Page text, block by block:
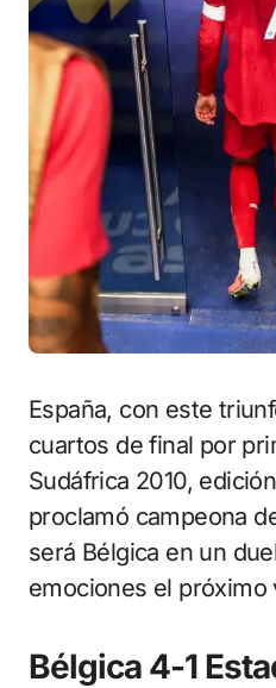
España, con este
cuartos de final por
Sudáfrica 2010,
proclamó campeona
será Bélgica en un
emociones el próximo
Bélgica 4-1